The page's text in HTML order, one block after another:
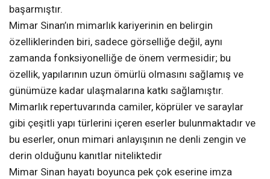
başarmıştır.
Mimar Sinan’ın mimarlık kariyerinin en belirgin
özelliklerinden biri, sadece görselliğe değil, aynı
zamanda fonksiyonelliğe de önem vermesidir; bu
özellik, yapılarının uzun ömürlü olmasını sağlamış ve
günümüze kadar ulaşmalarına katkı sağlamıştır.
Mimarlık repertuvarında camiler, köprüler ve saraylar
gibi çeşitli yapı türlerini içeren eserler bulunmaktadır ve
bu eserler, onun mimari anlayışının ne denli zengin ve
derin olduğunu kanıtlar niteliktedir
Mimar Sinan hayatı boyunca pek çok eserine imza